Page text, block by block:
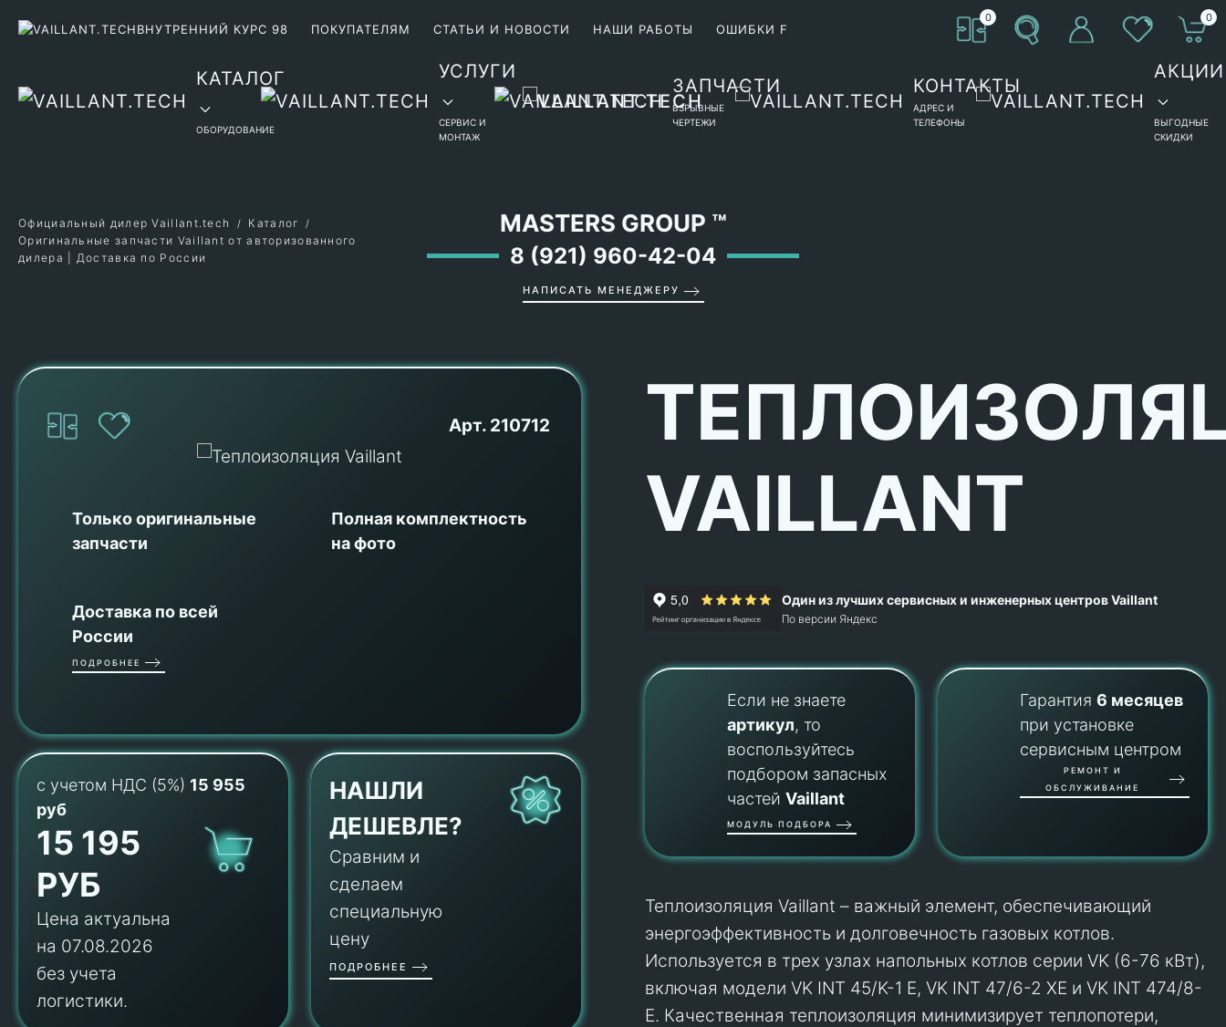
ВНУТРЕННИЙ КУРС 98 ПОКУПАТЕЛЯМ СТАТЬИ И НОВОСТИ НАШИ РАБОТЫ ОШИБКИ F
0 0
КАТАЛОГ
ОБОРУДОВАНИЕ
УСЛУГИ
СЕРВИС И
МОНТАЖ
ЗАПЧАСТИ
ВЗРЫВНЫЕ
ЧЕРТЕЖИ
КОНТАКТЫ
АДРЕС И
ТЕЛЕФОНЫ
АКЦИИ
ВЫГОДНЫЕ
СКИДКИ
MASTERS GROUP ™
8 (921) 960-42-04
НАПИСАТЬ МЕНЕДЖЕРУ
Официальный дилер Vaillant.tech
Каталог
Оригинальные запчасти Vaillant от авторизованного
дилера | Доставка по России
Арт. 210712
Только оригинальные
запчасти
Полная комплектность
на фото
Доставка по всей
России
ПОДРОБНЕЕ
с учетом НДС (5%) 15 955
руб
15 195
РУБ
Цена актуальна
на 07.08.2026
без учета
логистики.
НАШЛИ
ДЕШЕВЛЕ?
Сравним и
сделаем
специальную
цену
ПОДРОБНЕЕ
VAILLANT
Один из лучших сервисных и инженерных центров Vaillant
По версии Яндекс
Если не знаете
артикул, то
воспользуйтесь
подбором запасных
частейVaillant
МОДУЛЬ ПОДБОРА
Гарантия6 месяцев
при установке
сервисным центром
РЕМОНТ И
ОБСЛУЖИВАНИЕ
Теплоизоляция Vaillant – важный элемент, обеспечивающий
энергоэффективность и долговечность газовых котлов.
Используется в трех узлах напольных котлов серии VK (6-76 кВт),
включая модели VK INT 45/K-1 E, VK INT 47/6-2 XE и VK INT 474/8-
E. Качественная теплоизоляция минимизирует теплопотери,